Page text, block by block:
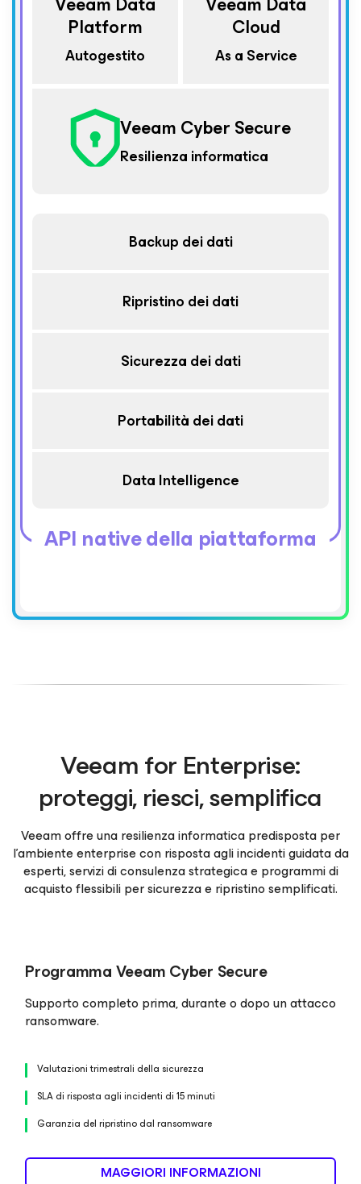
Platform
Autogestito
Cloud
As a Service
Veeam Cyber Secure
Resilienza informatica
Backup dei dati
Ripristino dei dati
Sicurezza dei dati
Portabilità dei dati
Data Intelligence
API native della piattaforma
Veeam for Enterprise:
proteggi, riesci, semplifica
Veeam offre una resilienza informatica predisposta per
l'ambiente enterprise con risposta agli incidenti guidata da
esperti, servizi di consulenza strategica e programmi di
acquisto flessibili per sicurezza e ripristino semplificati.
Programma Veeam Cyber Secure
Supporto completo prima, durante o dopo un attacco
ransomware.
Valutazioni trimestrali della sicurezza
SLA di risposta agli incidenti di 15 minuti
Garanzia del ripristino dal ransomware
MAGGIORI INFORMAZIONI